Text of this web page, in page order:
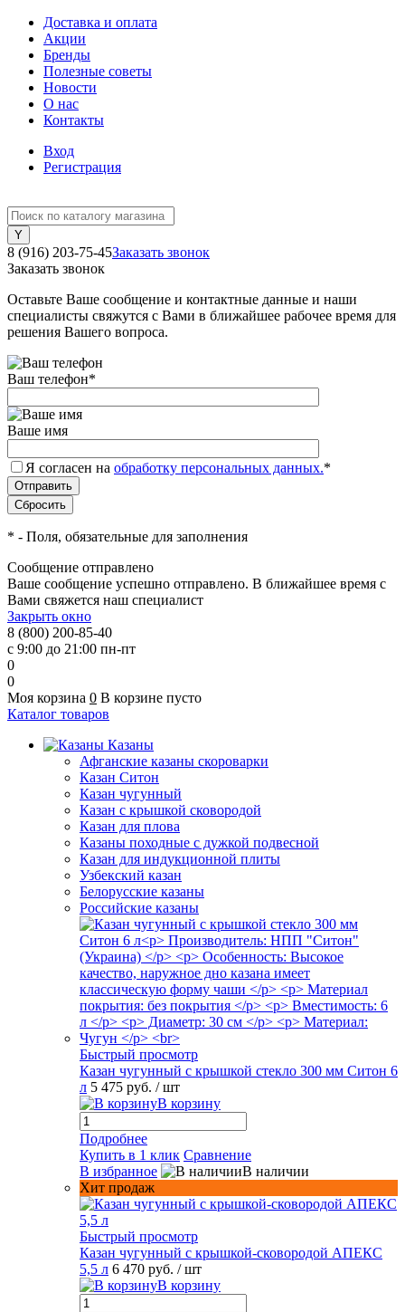
Доставка и оплата
Акции
Бренды
Полезные советы
Новости
О нас
Контакты
Вход
Регистрация
8 (916) 203-75-45Заказать звонок
Заказать звонок
Оставьте Ваше сообщение и контактные данные и наши
специалисты свяжутся с Вами в ближайшее рабочее время для
решения Вашего вопроса.
Ваш телефон*
Ваше имя
Я согласен на обработку персональных данных.*
* - Поля, обязательные для заполнения
Сообщение отправлено
Ваше сообщение успешно отправлено. В ближайшее время с
Вами свяжется наш специалист
Закрыть окно
8 (800) 200-85-40
с 9:00 до 21:00 пн-пт
0
0
Моя корзина 0 В корзине пусто
Каталог товаров
Казаны
Афганские казаны скороварки
Казан Ситон
Казан чугунный
Казан с крышкой сковородой
Казан для плова
Казаны походные с дужкой подвесной
Казан для индукционной плиты
Узбекский казан
Белорусские казаны
Российские казаны
Быстрый просмотр
Казан чугунный с крышкой стекло 300 мм Ситон 6
л 5 475 руб. / шт
В корзину
Подробнее
Купить в 1 клик Сравнение
В избранное
В наличии
Хит продаж
Быстрый просмотр
Казан чугунный с крышкой-сковородой АПЕКС
5,5 л 6 470 руб. / шт
В корзину